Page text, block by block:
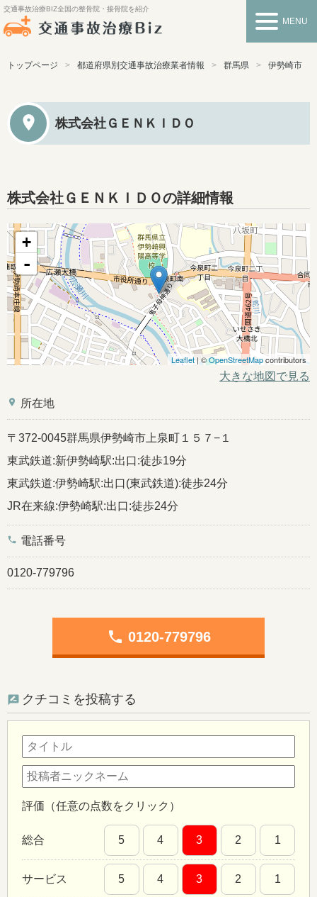
交通事故治療BIZ全国の整骨院・接骨院を紹介
MENU
トップページ 都道府県別交通事故治療業者情報 群馬県 伊勢崎市
株式会社ＧＥＮＫＩＤＯ
株式会社ＧＥＮＫＩＤＯの詳細情報
+
-
Leaflet| ©OpenStreetMapcontributors
大きな地図で見る
place 所在地
〒372-0045群馬県伊勢崎市上泉町１５７−１
東武鉄道:新伊勢崎駅:出口:徒歩19分
東武鉄道:伊勢崎駅:出口(東武鉄道):徒歩24分
JR在来線:伊勢崎駅:出口:徒歩24分
phone 電話番号
0120-779796
phone 0120-779796
クチコミを投稿する
評価（任意の点数をクリック）
総合 5 4 3 2 1
サービス 5 4 3 2 1